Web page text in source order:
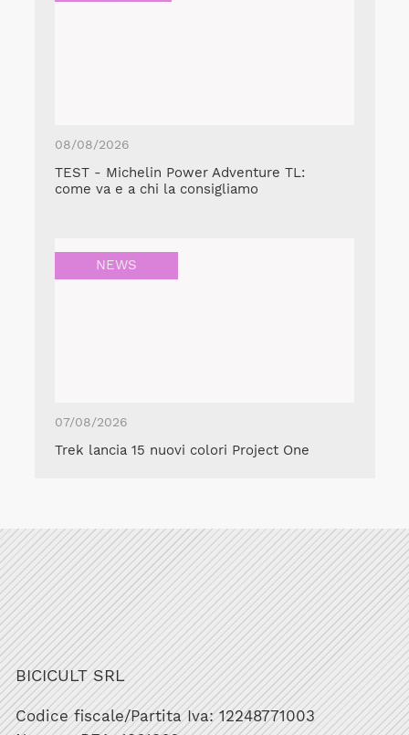
08/08/2026
TEST - Michelin Power Adventure TL:
come va e a chi la consigliamo
NEWS
07/08/2026
Trek lancia 15 nuovi colori Project One
BICICULT SRL
Codice fiscale/Partita Iva: 12248771003